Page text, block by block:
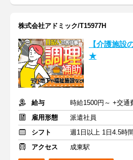
株式会社アドミック/T15977H
【介護施設
★
給与
時給1500円～ +交通
雇用形態
派遣社員
シフト
週1日以上 1日4.5時
アクセス
成東駅